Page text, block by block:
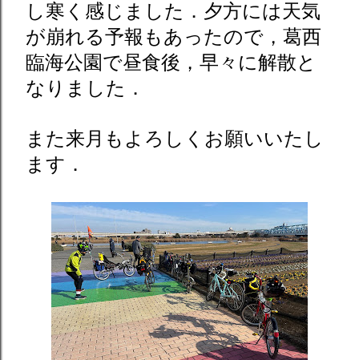
し寒く感じました．夕方には天気
が崩れる予報もあったので，葛西
臨海公園で昼食後，早々に解散と
なりました．
また来月もよろしくお願いいたし
ます．